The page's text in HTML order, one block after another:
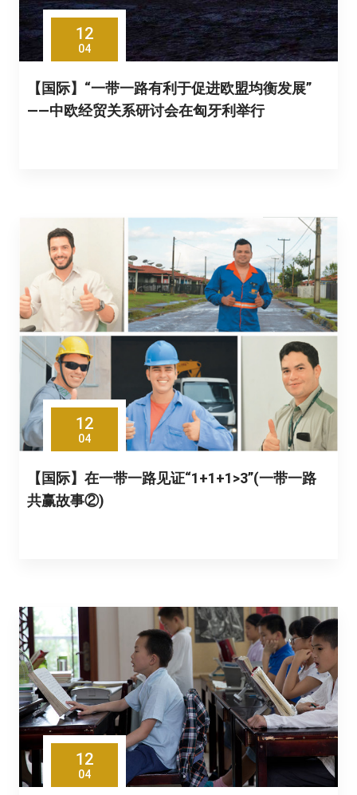
12
04
【国际】“一带一路有利于促进欧盟均衡发展”
——中欧经贸关系研讨会在匈牙利举行
12
04
【国际】在一带一路见证“1+1+1>3”(一带一路
共赢故事②)
12
04